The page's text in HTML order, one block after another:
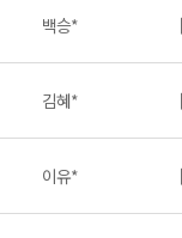
백승*
김혜*
이유*